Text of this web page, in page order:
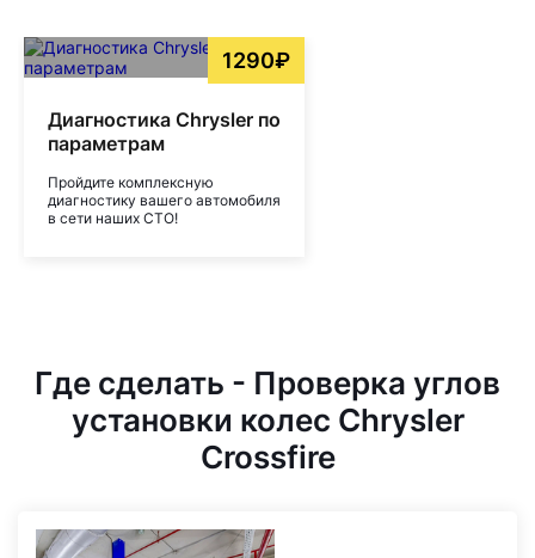
1290₽
Диагностика Chrysler по
параметрам
Пройдите комплексную
диагностику вашего автомобиля
в сети наших СТО!
Где сделать - Проверка углов
установки колес Chrysler
Crossfire